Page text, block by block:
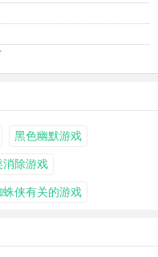
黑色幽默游戏
消除游戏
蛛侠有关的游戏